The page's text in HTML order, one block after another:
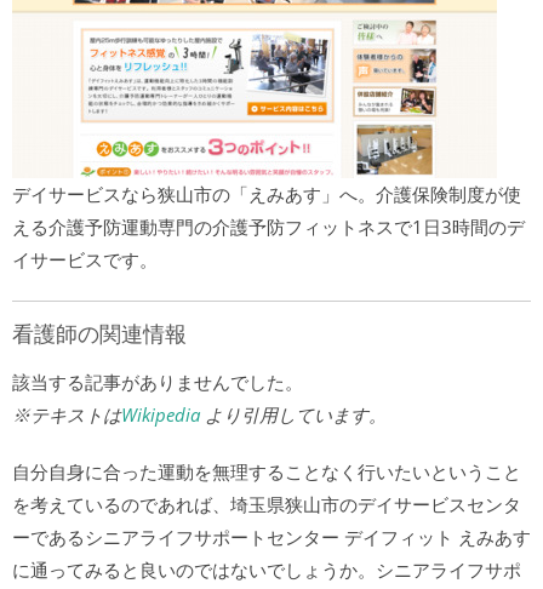
デイサービスなら狭山市の「えみあす」へ。介護保険制度が使
える介護予防運動専門の介護予防フィットネスで1日3時間のデ
イサービスです。
看護師の関連情報
該当する記事がありませんでした。
※テキストはWikipedia より引用しています。
自分自身に合った運動を無理することなく行いたいということ
を考えているのであれば、埼玉県狭山市のデイサービスセンタ
ーであるシニアライフサポートセンター デイフィット えみあす
に通ってみると良いのではないでしょうか。シニアライフサポ